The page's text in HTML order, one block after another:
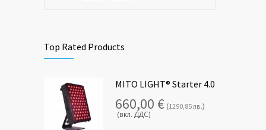
Top Rated Products
MITO LIGHT® Starter 4.0
660,00 € (1290,85 лв.)
(вкл. ДДС)